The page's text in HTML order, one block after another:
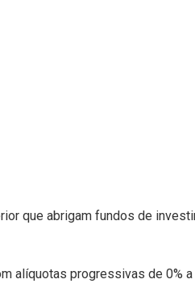
que abrigam fundos de
alíquotas progressivas de 0% a